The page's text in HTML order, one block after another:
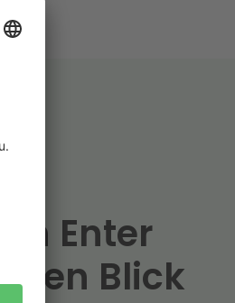
Enter
Blick